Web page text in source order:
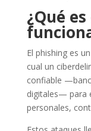
¿Qué
El phishing es
cual un
confiable
digitales— para
personales,